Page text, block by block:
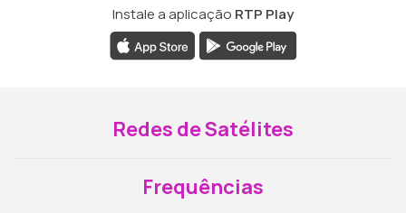
Instale a aplicação RTP Play
Redes de Satélites
Frequências